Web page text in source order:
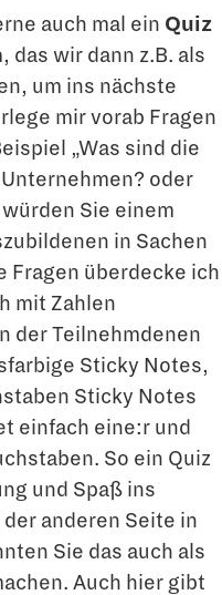
auch mal ein Quiz
, das wir dann z.B. als
um ins nächste
mir vorab Fragen
„Was sind die
oder
würden Sie einem
in Sachen
Fragen überdecke ich
mit Zahlen
der Teilnehmdenen
Sticky Notes,
Sticky Notes
einfach eine:r und
So ein Quiz
und Spaß ins
anderen Seite in
Sie das auch als
Auch hier gibt